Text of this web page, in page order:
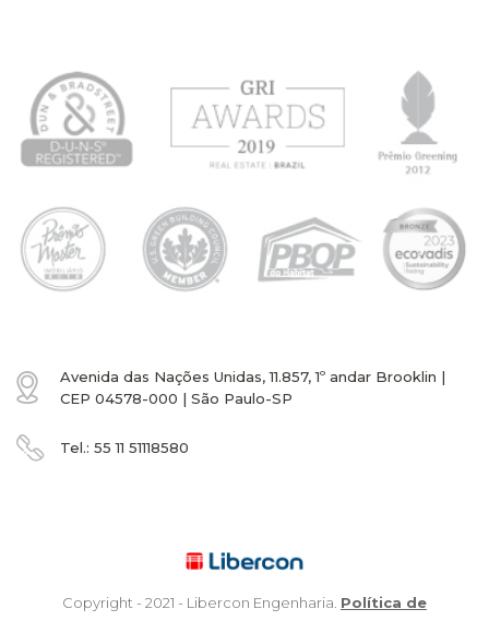
Avenida das Nações Unidas, 11.857, 1º andar Brooklin |
CEP 04578-000 | São Paulo-SP
Tel.: 55 11 51118580
Copyright - 2021 - Libercon Engenharia. Política de